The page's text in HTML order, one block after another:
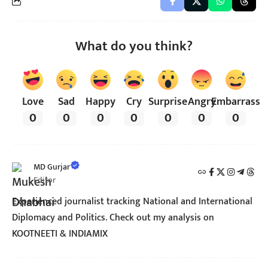
What do you think?
Love
0
Sad
0
Happy
0
Cry
0
Surprise
0
Angry
0
Embarrass
0
MD Gurjar
Editor
Experienced journalist tracking National and International
Diplomacy and Politics. Check out my analysis on
KOOTNEETI & INDIAMIX